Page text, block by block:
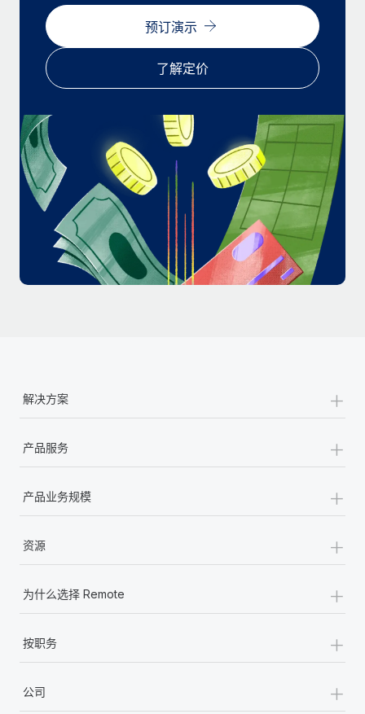
轻松管理员工福利
Most teams hear "payroll implementation" and picture a
six-month project with a dedicated team....
了解更多
预订演示
了解定价
解决方案 +
产品服务 +
产品业务规模 +
资源 +
为什么选择 Remote +
按职务 +
公司 +